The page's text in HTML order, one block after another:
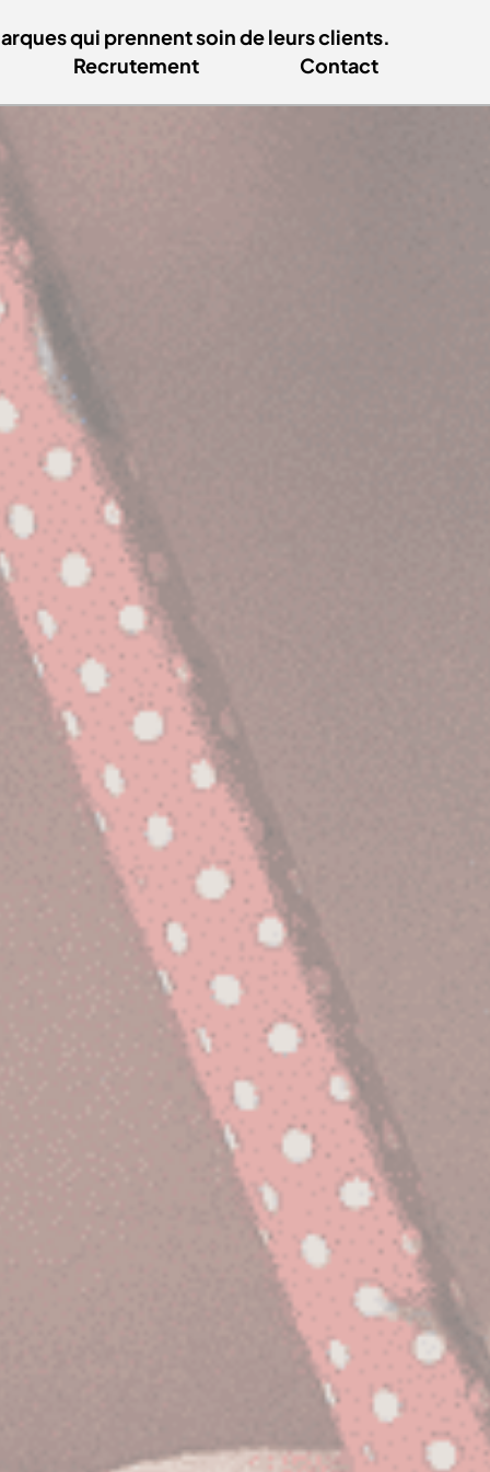
qui prennent soin de leurs clients.
Recrutement
Contact